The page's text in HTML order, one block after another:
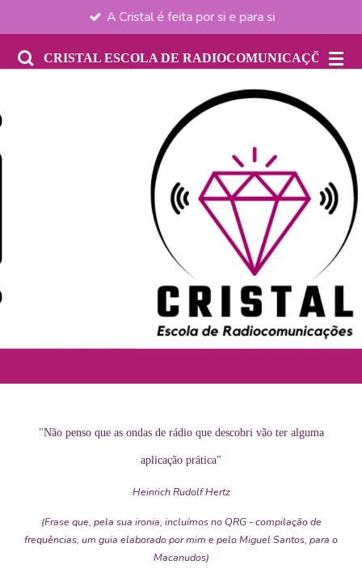
CRISTAL ESCOLA DE RADIOCOMUNICAÇÕES
A Cristal é feita por si e para si
"Não penso que as ondas de rádio que descobri vão ter alguma
aplicação prática"
Heinrich Rudolf Hertz
(Frase que, pela sua ironia, incluímos no QRG - compilação de
frequências, um guia elaborado por mim e pelo Miguel Santos, para o
Macanudos)